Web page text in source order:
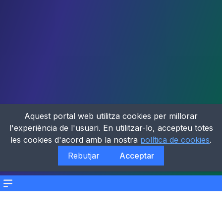
Menu
Aquest portal web utilitza cookies per millorar
l'experiència de l'usuari. En utilitzar-lo, accepteu totes
les cookies d'acord amb la nostra política de cookies.
Rebutjar
Acceptar